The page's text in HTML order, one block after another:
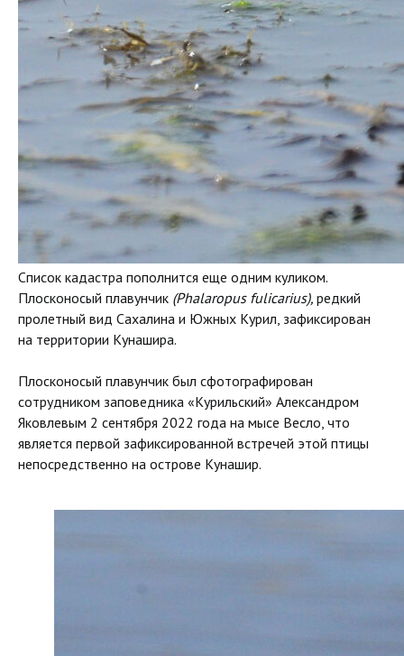
Список кадастра пополнится еще одним куликом.
Плосконосый плавунчик (Phalaropus fulicarius), редкий
пролетный вид Сахалина и Южных Курил, зафиксирован
на территории Кунашира.
Плосконосый плавунчик был сфотографирован
сотрудником заповедника «Курильский» Александром
Яковлевым 2 сентября 2022 года на мысе Весло, что
является первой зафиксированной встречей этой птицы
непосредственно на острове Кунашир.